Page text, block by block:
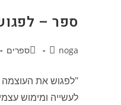
ספר –
noga ספרים
"לפגוש את
לעשייה ומימוש